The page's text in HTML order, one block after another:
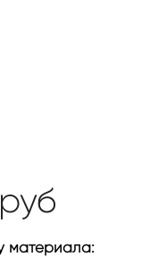
руб
материала: